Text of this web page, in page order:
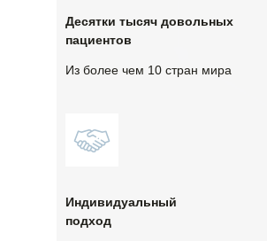
Индивидуальный
подход
Десятки тысяч довольных
пациентов
Из более чем 10 стран мира